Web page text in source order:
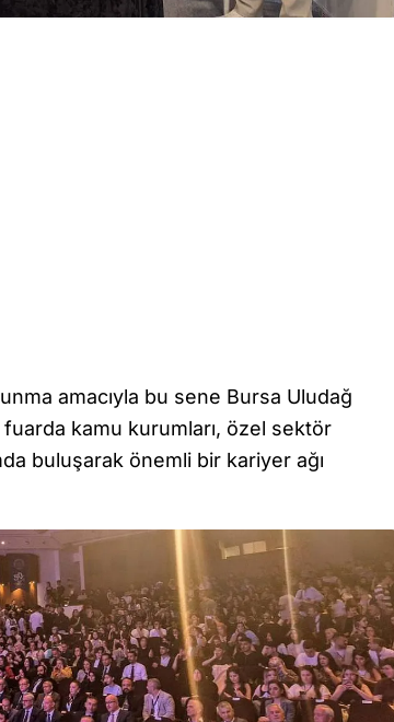
amacıyla bu sene Bursa Uludağ
kamu kurumları, özel sektör
buluşarak önemli bir kariyer ağı